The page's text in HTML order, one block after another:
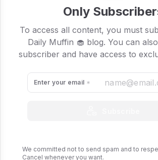
de ganhos na semana. Hoje, vemos
que vermelhos na lista de moedas
de paz, será?
Only
To access all content, you must
Daily Muffin 🧁 blog. You can
subscriber and have access to
Enter your email
We committed not to send spam and to
Cancel whenever you want.